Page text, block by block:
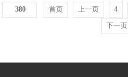
380 首页 上一页 4
下一页